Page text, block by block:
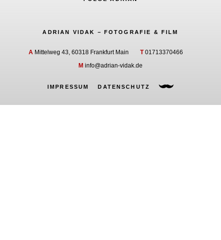
ADRIAN VIDAK – FOTOGRAFIE & FILM
A Mittelweg 43, 60318 Frankfurt Main T01713370466
M info@adrian-vidak.de
IMPRESSUM DATENSCHUTZ